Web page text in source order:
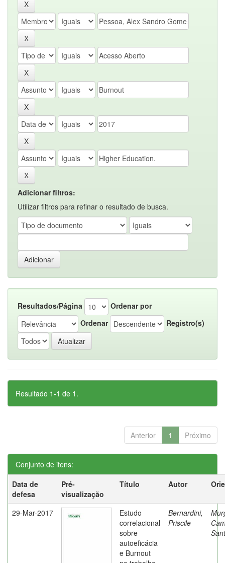
Adicionar filtros:
Utilizar filtros para refinar o resultado de busca.
Resultados/Página
Ordenar por
Ordenar
Registro(s)
Resultado 1-1 de 1.
Anterior 1 Próximo
Conjunto de itens:
Data de
defesa
Pré-
visualização
Título Autor
29-Mar-2017
Estudo
correlacional
sobre
autoeficácia
e Burnout
Bernardini,
Priscile